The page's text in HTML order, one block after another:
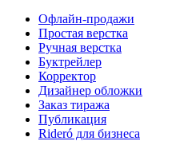
Офлайн-продажи
Простая верстка
Ручная верстка
Буктрейлер
Корректор
Дизайнер обложки
Заказ тиража
Публикация
Rideró для бизнеса